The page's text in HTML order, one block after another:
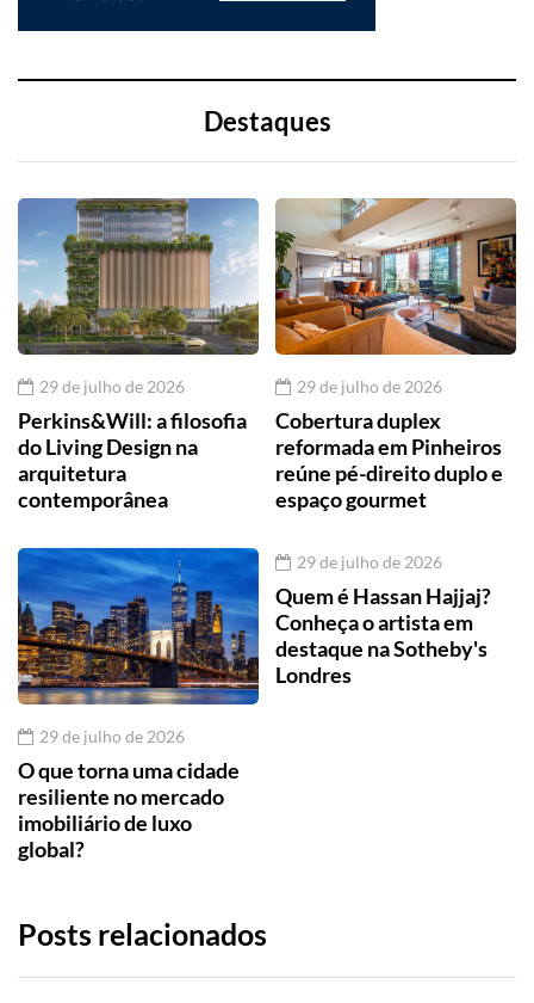
Destaques
29 de julho de 2026
Perkins&Will: a filosofia
do Living Design na
arquitetura
contemporânea
29 de julho de 2026
Cobertura duplex
reformada em Pinheiros
reúne pé-direito duplo e
espaço gourmet
29 de julho de 2026
O que torna uma cidade
resiliente no mercado
imobiliário de luxo
global?
29 de julho de 2026
Quem é Hassan Hajjaj?
Conheça o artista em
destaque na Sotheby's
Londres
Posts relacionados